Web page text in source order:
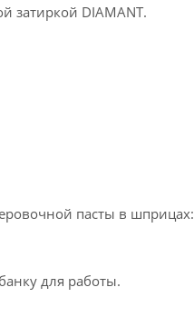
затиркой DIAMANT.
пасты в шприцах:
для работы.